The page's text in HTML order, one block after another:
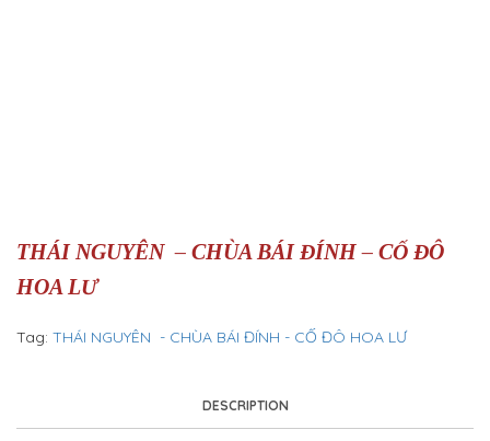
THÁI NGUYÊN – CHÙA BÁI ĐÍNH – CỐ ĐÔ
HOA LƯ
Tag: THÁI NGUYÊN - CHÙA BÁI ĐÍNH - CỐ ĐÔ HOA LƯ
DESCRIPTION